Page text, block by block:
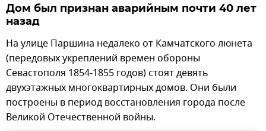
Дом был признан аварийным почти 40 лет
назад
На улице Паршина недалеко от Камчатского люнета
(передовых укреплений времен обороны
Севастополя 1854-1855 годов) стоят девять
двухэтажных многоквартирных домов. Они были
построены в период восстановления города после
Великой Отечественной войны.